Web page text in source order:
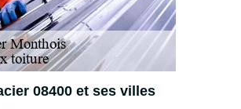
08400 et ses villes